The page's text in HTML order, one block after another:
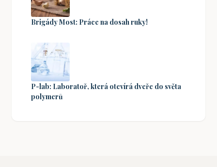
Brigády Most: Práce na dosah ruky!
P-lab: Laboratoř, která otevírá dveře do světa
polymerů